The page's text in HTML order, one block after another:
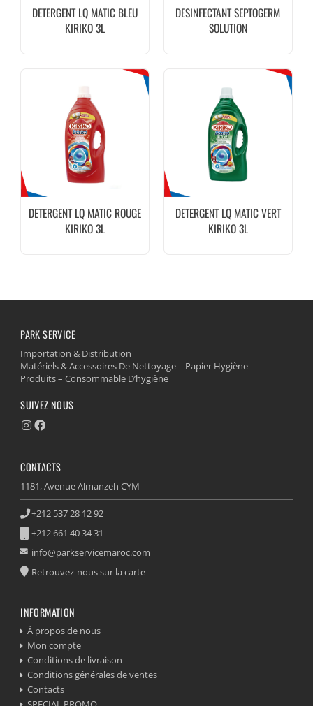
DETERGENT LQ MATIC BLEU
KIRIKO 3L
DESINFECTANT SEPTOGERM
SOLUTION
DETERGENT LQ MATIC ROUGE
KIRIKO 3L
DETERGENT LQ MATIC VERT
KIRIKO 3L
PARK SERVICE
Importation & Distribution
Matériels & Accessoires De Nettoyage – Papier Hygiène
Produits – Consommable D’hygiène
SUIVEZ NOUS
CONTACTS
1181, Avenue Almanzeh CYM
+212 537 28 12 92
+212 661 40 34 31
info@parkservicemaroc.com
Retrouvez-nous sur la carte
INFORMATION
À propos de nous
Mon compte
Conditions de livraison
Conditions générales de ventes
Contacts